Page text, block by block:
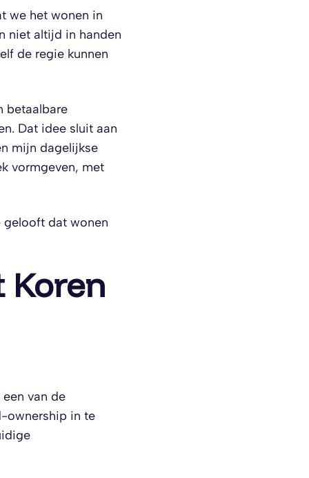
we het wonen in
niet altijd in handen
de regie kunnen
betaalbare
Dat idee sluit aan
mijn dagelijkse
vormgeven, met
gelooft dat wonen
Koren
van de
ownership in te